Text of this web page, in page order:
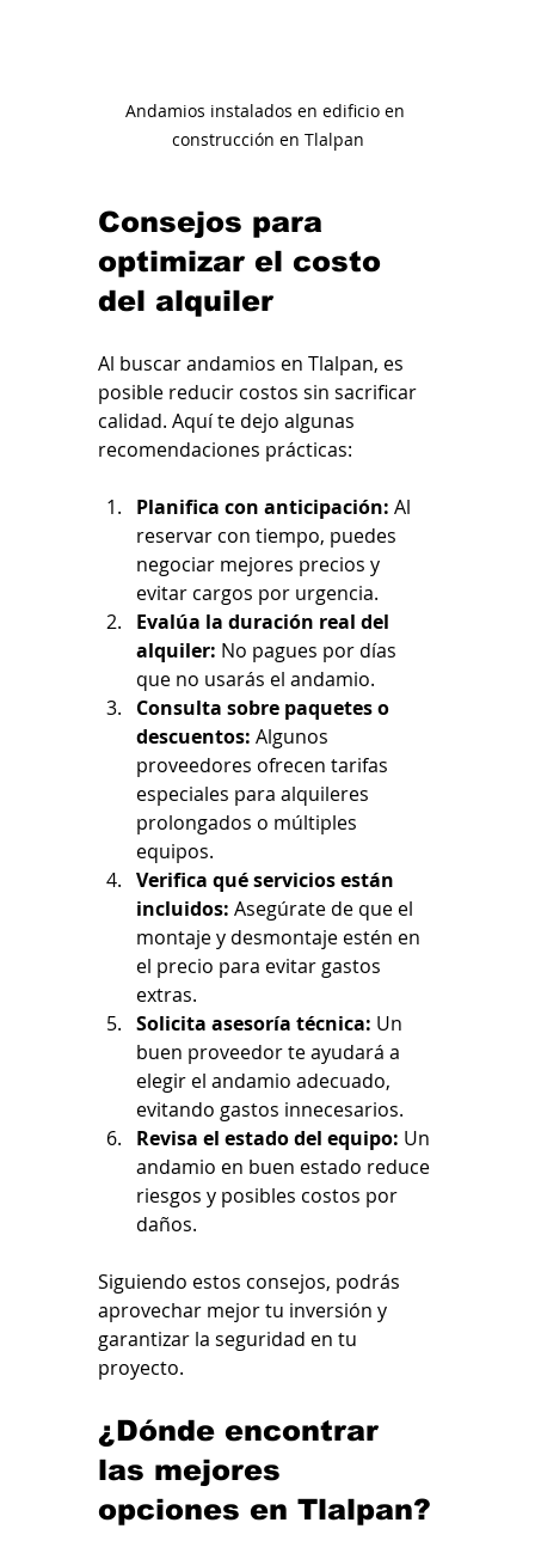
Andamios instalados en edificio en
construcción en Tlalpan
Consejos para
optimizar el costo
del alquiler
Al buscar andamios en Tlalpan, es
posible reducir costos sin sacrificar
calidad. Aquí te dejo algunas
recomendaciones prácticas:
Planifica con anticipación: Al
reservar con tiempo, puedes
negociar mejores precios y
evitar cargos por urgencia.
Evalúa la duración real del
alquiler: No pagues por días
que no usarás el andamio.
Consulta sobre paquetes o
descuentos: Algunos
proveedores ofrecen tarifas
especiales para alquileres
prolongados o múltiples
equipos.
Verifica qué servicios están
incluidos: Asegúrate de que el
montaje y desmontaje estén en
el precio para evitar gastos
extras.
Solicita asesoría técnica: Un
buen proveedor te ayudará a
elegir el andamio adecuado,
evitando gastos innecesarios.
Revisa el estado del equipo: Un
andamio en buen estado reduce
riesgos y posibles costos por
daños.
Siguiendo estos consejos, podrás
aprovechar mejor tu inversión y
garantizar la seguridad en tu
proyecto.
¿Dónde encontrar
las mejores
opciones en Tlalpan?